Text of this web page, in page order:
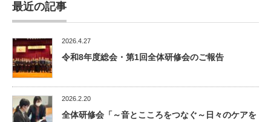
最近の記事
2026.4.27
令和8年度総会・第1回全体研修会のご報告
2026.2.20
全体研修会「～音とこころをつなぐ～日々のケアを